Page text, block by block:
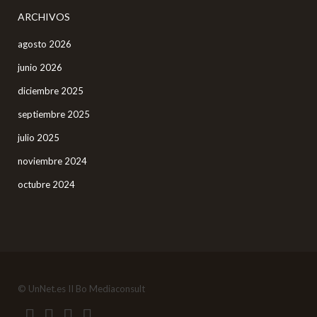
ARCHIVOS
agosto 2026
junio 2026
diciembre 2025
septiembre 2025
julio 2025
noviembre 2024
octubre 2024
© UnNet.es II Bo Mediaconsult